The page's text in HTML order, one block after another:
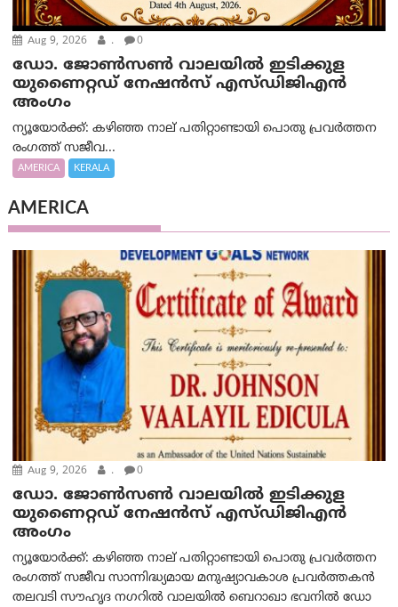
Aug 9, 2026 . 0
ഡോ. ജോൺസൺ വാലയിൽ ഇടിക്കുള
യുണൈറ്റഡ് നേഷൻസ് എസ്ഡിജിഎൻ
അംഗം
ന്യൂയോര്‍ക്ക്: കഴിഞ്ഞ നാല് പതിറ്റാണ്ടായി പൊതു പ്രവർത്തന
രംഗത്ത് സജീവ...
AMERICA KERALA
AMERICA
Aug 9, 2026 . 0
ഡോ. ജോൺസൺ വാലയിൽ ഇടിക്കുള
യുണൈറ്റഡ് നേഷൻസ് എസ്ഡിജിഎൻ
അംഗം
ന്യൂയോര്‍ക്ക്: കഴിഞ്ഞ നാല് പതിറ്റാണ്ടായി പൊതു പ്രവർത്തന
രംഗത്ത് സജീവ സാന്നിദ്ധ്യമായ മനുഷ്യാവകാശ പ്രവർത്തകൻ
തലവടി സൗഹൃദ നഗറിൽ വാലയിൽ ബെറാഖാ ഭവനിൽ ഡോ